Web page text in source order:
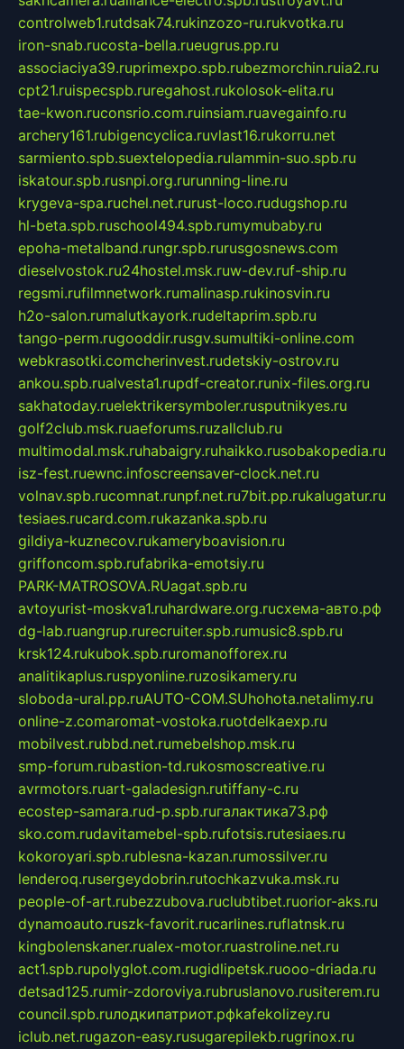
controlweb1.rutdsak74.rukinzozo-ru.rukvotka.ru
iron-snab.rucosta-bella.rueugrus.pp.ru
associaciya39.ruprimexpo.spb.rubezmorchin.ruia2.ru
cpt21.ruispecspb.ruregahost.rukolosok-elita.ru
tae-kwon.ruconsrio.com.ruinsiam.ruavegainfo.ru
archery161.rubigencyclica.ruvlast16.rukorru.net
sarmiento.spb.suextelopedia.rulammin-suo.spb.ru
iskatour.spb.rusnpi.org.rurunning-line.ru
krygeva-spa.ruchel.net.rurust-loco.rudugshop.ru
hl-beta.spb.ruschool494.spb.rumymubaby.ru
epoha-metalband.rungr.spb.rurusgosnews.com
dieselvostok.ru24hostel.msk.ruw-dev.ruf-ship.ru
regsmi.rufilmnetwork.rumalinasp.rukinosvin.ru
h2o-salon.rumalutkayork.rudeltaprim.spb.ru
tango-perm.rugooddir.rusgv.sumultiki-online.com
webkrasotki.comcherinvest.rudetskiy-ostrov.ru
ankou.spb.rualvesta1.rupdf-creator.runix-files.org.ru
sakhatoday.ruelektrikersymboler.rusputnikyes.ru
golf2club.msk.ruaeforums.ruzallclub.ru
multimodal.msk.ruhabaigry.ruhaikko.rusobakopedia.ru
isz-fest.ruewnc.infoscreensaver-clock.net.ru
volnav.spb.rucomnat.runpf.net.ru7bit.pp.rukalugatur.ru
tesiaes.rucard.com.rukazanka.spb.ru
gildiya-kuznecov.rukameryboavision.ru
griffoncom.spb.rufabrika-emotsiy.ru
PARK-MATROSOVA.RUagat.spb.ru
avtoyurist-moskva1.ruhardware.org.ruсхема-авто.рф
dg-lab.ruangrup.rurecruiter.spb.rumusic8.spb.ru
krsk124.rukubok.spb.ruromanofforex.ru
analitikaplus.ruspyonline.ruzosikamery.ru
sloboda-ural.pp.ruAUTO-COM.SUhohota.netalimy.ru
online-z.comaromat-vostoka.ruotdelkaexp.ru
mobilvest.rubbd.net.rumebelshop.msk.ru
smp-forum.rubastion-td.rukosmoscreative.ru
avrmotors.ruart-galadesign.rutiffany-c.ru
ecostep-samara.rud-p.spb.ruгалактика73.рф
sko.com.rudavitamebel-spb.rufotsis.rutesiaes.ru
kokoroyari.spb.rublesna-kazan.rumossilver.ru
lenderoq.rusergeydobrin.rutochkazvuka.msk.ru
people-of-art.rubezzubova.ruclubtibet.ruorior-aks.ru
dynamoauto.ruszk-favorit.rucarlines.ruflatnsk.ru
kingbolenskaner.rualex-motor.ruastroline.net.ru
act1.spb.rupolyglot.com.rugidlipetsk.ruooo-driada.ru
detsad125.rumir-zdoroviya.rubruslanovo.rusiterem.ru
council.spb.ruлодкипатриот.рфkafekolizey.ru
iclub.net.rugazon-easy.rusugarepilekb.rugrinox.ru